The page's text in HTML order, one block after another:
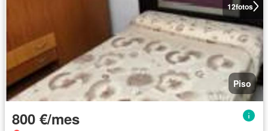
12fotos
Piso
800 €/mes